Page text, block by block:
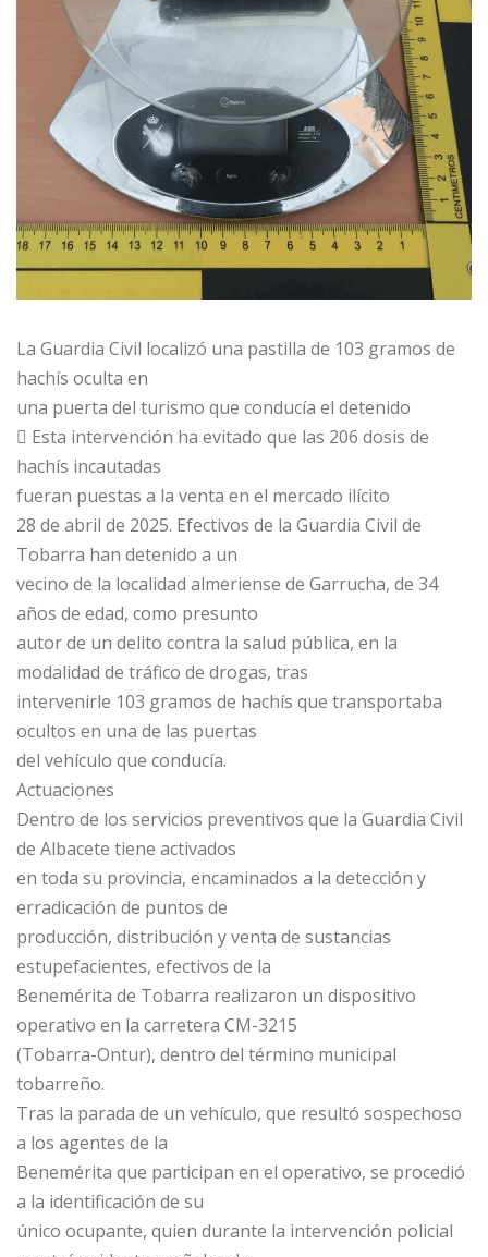
La Guardia Civil localizó una pastilla de 103 gramos de
hachís oculta en
una puerta del turismo que conducía el detenido
 Esta intervención ha evitado que las 206 dosis de
hachís incautadas
fueran puestas a la venta en el mercado ilícito
28 de abril de 2025. Efectivos de la Guardia Civil de
Tobarra han detenido a un
vecino de la localidad almeriense de Garrucha, de 34
años de edad, como presunto
autor de un delito contra la salud pública, en la
modalidad de tráfico de drogas, tras
intervenirle 103 gramos de hachís que transportaba
ocultos en una de las puertas
del vehículo que conducía.
Actuaciones
Dentro de los servicios preventivos que la Guardia Civil
de Albacete tiene activados
en toda su provincia, encaminados a la detección y
erradicación de puntos de
producción, distribución y venta de sustancias
estupefacientes, efectivos de la
Benemérita de Tobarra realizaron un dispositivo
operativo en la carretera CM-3215
(Tobarra-Ontur), dentro del término municipal
tobarreño.
Tras la parada de un vehículo, que resultó sospechoso
a los agentes de la
Benemérita que participan en el operativo, se procedió
a la identificación de su
único ocupante, quien durante la intervención policial